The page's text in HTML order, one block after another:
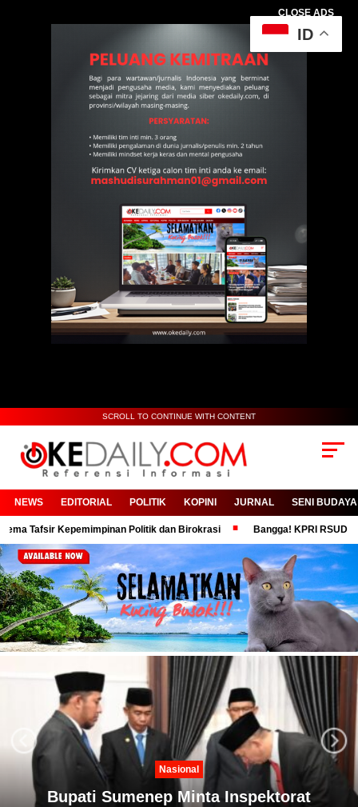
CLOSE ADS
SCROLL TO CONTINUE WITH CONTENT
NEWS EDITORIAL POLITIK KOPINI JURNAL SENI BUDAYA
Politik dan Birokrasi Bangga! KPRI RSUD Moh Anwar
Kesehatan
PKM Universitas Yudharta Pasuruan
Next
ID